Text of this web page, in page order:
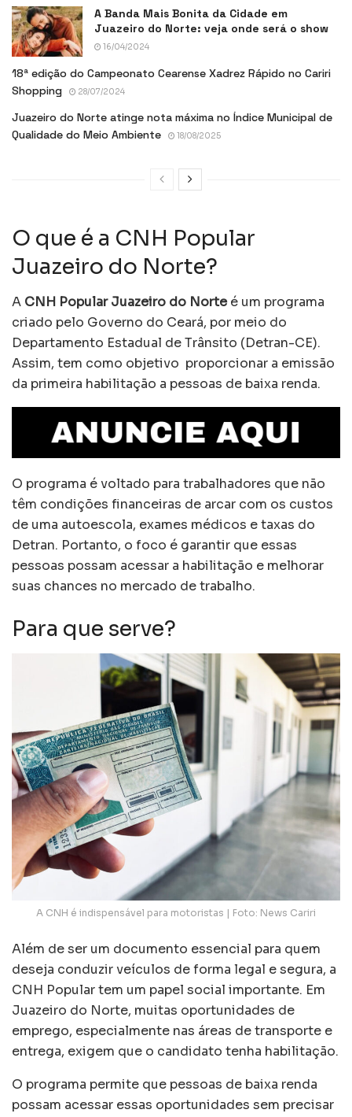
A Banda Mais Bonita da Cidade em
Juazeiro do Norte: veja onde será o show
16/04/2024
18ª edição do Campeonato Cearense Xadrez Rápido no Cariri
Shopping
28/07/2024
Juazeiro do Norte atinge nota máxima no Índice Municipal de
Qualidade do Meio Ambiente
18/08/2025
O que é a CNH Popular
Juazeiro do Norte?
A CNH Popular Juazeiro do Norteé um programa
criado pelo Governo do Ceará, por meio do
Departamento Estadual de Trânsito (Detran-CE).
Assim, tem como objetivo proporcionar a emissão
da primeira habilitação a pessoas de baixa renda.
O programa é voltado para trabalhadores que não
têm condições financeiras de arcar com os custos
de uma autoescola, exames médicos e taxas do
Detran. Portanto, o foco é garantir que essas
pessoas possam acessar a habilitação e melhorar
suas chances no mercado de trabalho.
Para que serve?
A CNH é indispensável para motoristas | Foto: News Cariri
Além de ser um documento essencial para quem
deseja conduzir veículos de forma legal e segura, a
CNH Popular tem um papel social importante. Em
Juazeiro do Norte, muitas oportunidades de
emprego, especialmente nas áreas de transporte e
entrega, exigem que o candidato tenha habilitação.
O programa permite que pessoas de baixa renda
possam acessar essas oportunidades sem precisar